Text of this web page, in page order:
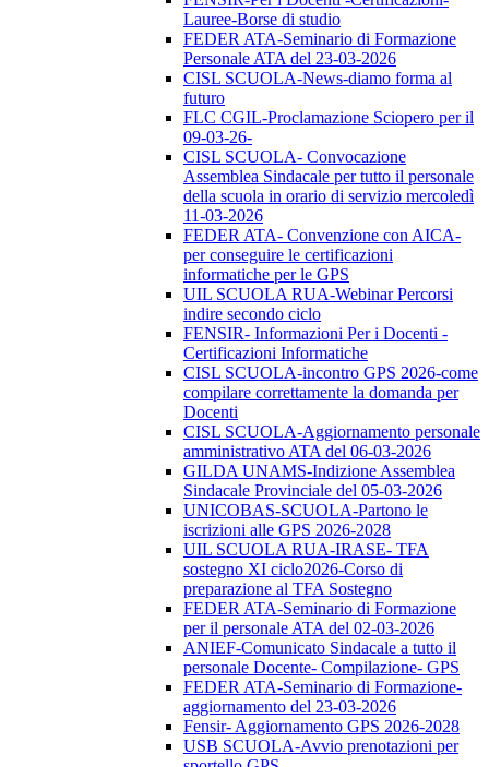
Lauree-Borse di studio
FEDER ATA-Seminario di Formazione
Personale ATA del 23-03-2026
CISL SCUOLA-News-diamo forma al
futuro
FLC CGIL-Proclamazione Sciopero per il
09-03-26-
CISL SCUOLA- Convocazione
Assemblea Sindacale per tutto il personale
della scuola in orario di servizio mercoledì
11-03-2026
FEDER ATA- Convenzione con AICA-
per conseguire le certificazioni
informatiche per le GPS
UIL SCUOLA RUA-Webinar Percorsi
indire secondo ciclo
FENSIR- Informazioni Per i Docenti -
Certificazioni Informatiche
CISL SCUOLA-incontro GPS 2026-come
compilare correttamente la domanda per
Docenti
CISL SCUOLA-Aggiornamento personale
amministrativo ATA del 06-03-2026
GILDA UNAMS-Indizione Assemblea
Sindacale Provinciale del 05-03-2026
UNICOBAS-SCUOLA-Partono le
iscrizioni alle GPS 2026-2028
UIL SCUOLA RUA-IRASE- TFA
sostegno XI ciclo2026-Corso di
preparazione al TFA Sostegno
FEDER ATA-Seminario di Formazione
per il personale ATA del 02-03-2026
ANIEF-Comunicato Sindacale a tutto il
personale Docente- Compilazione- GPS
FEDER ATA-Seminario di Formazione-
aggiornamento del 23-03-2026
Fensir- Aggiornamento GPS 2026-2028
USB SCUOLA-Avvio prenotazioni per